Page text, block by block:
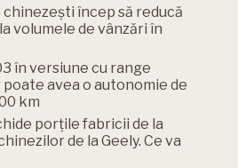
chinezești încep să reducă
volumele de vânzări în
în versiune cu range
avea o autonomie de
km
porțile fabricii de la
de la Geely. Ce va